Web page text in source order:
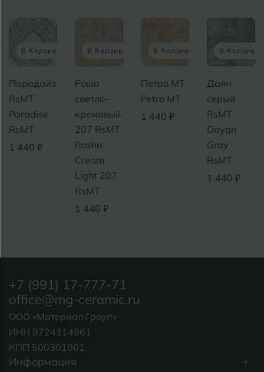
В Корзину
Парадайз
RsMT
Paradise
RsMT
1 440 ₽
В Корзину
Роша
светло-
кремовый
207 RsMT
Rosha
Cream
Light 207
RsMT
1 440 ₽
В Корзину
Петро MT
Petro MT
1 440 ₽
В Корзину
Даян
серый
RsMT
Dayan
Gray
RsMT
1 440 ₽
Информация
+7 (991) 17-777-71
office@mg-ceramic.ru
ООО «Материал Гроуп»
ИНН 9724114961
КПП 500301001